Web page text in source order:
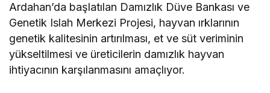
Ardahan’da başlatılan Damızlık Düve Bankası ve
Genetik Islah Merkezi Projesi, hayvan ırklarının
genetik kalitesinin artırılması, et ve süt veriminin
yükseltilmesi ve üreticilerin damızlık hayvan
ihtiyacının karşılanmasını amaçlıyor.